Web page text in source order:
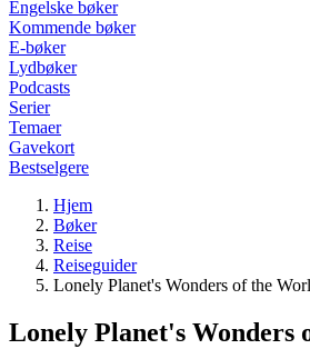
Engelske bøker
Kommende bøker
E-bøker
Lydbøker
Podcasts
Serier
Temaer
Gavekort
Bestselgere
Hjem
Bøker
Reise
Reiseguider
Lonely Planet's Wonders of the
Lonely Planet's Wonders